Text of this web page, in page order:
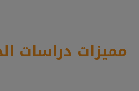
مميزات دراسات